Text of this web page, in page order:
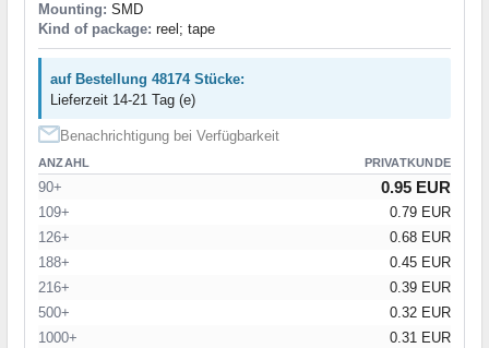
Mounting: SMD
Kind of package: reel; tape
auf Bestellung 48174 Stücke:
Lieferzeit 14-21 Tag (e)
Benachrichtigung bei Verfügbarkeit
ANZAHL PRIVATKUNDE
90+ 0.95 EUR
109+
0.79 EUR
126+
0.68 EUR
188+
0.45 EUR
216+
0.39 EUR
500+
0.32 EUR
1000+
0.31 EUR